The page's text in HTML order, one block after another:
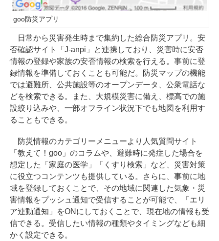
goo防災アプリ
日常から災害発生時まで集約した総合防災アプリ。安
否確認サイト「J-anpi」と連携しており、災害時に安否
情報の登録や家族の安否情報の検索を行える。事前に登
録情報を準備しておくことも可能だ。防災マップの機能
では避難所、公共施設等のオープンデータ、公衆電話な
どを検索できる。また、大規模災害に備え、標高での施
設絞り込みや、一部オフライン状況下でも地図を利用す
ることもできる。
防災情報のカテゴリーメニューより人気質問サイト
「教えて！goo」のコラムや、避難時に発症した場合を
想定した「家庭の医学」「くすり検索」など、災害対策
に役立つコンテンツも提供している。さらに、事前に地
域を登録しておくことで、その地域に関連した気象・災
害情報をプッシュ通知で受信することが可能で、「エリ
ア連動通知」をONにしておくことで、現在地の情報も受
信できる。受信したい情報の種類やタイミングなども細
かく設定できる。